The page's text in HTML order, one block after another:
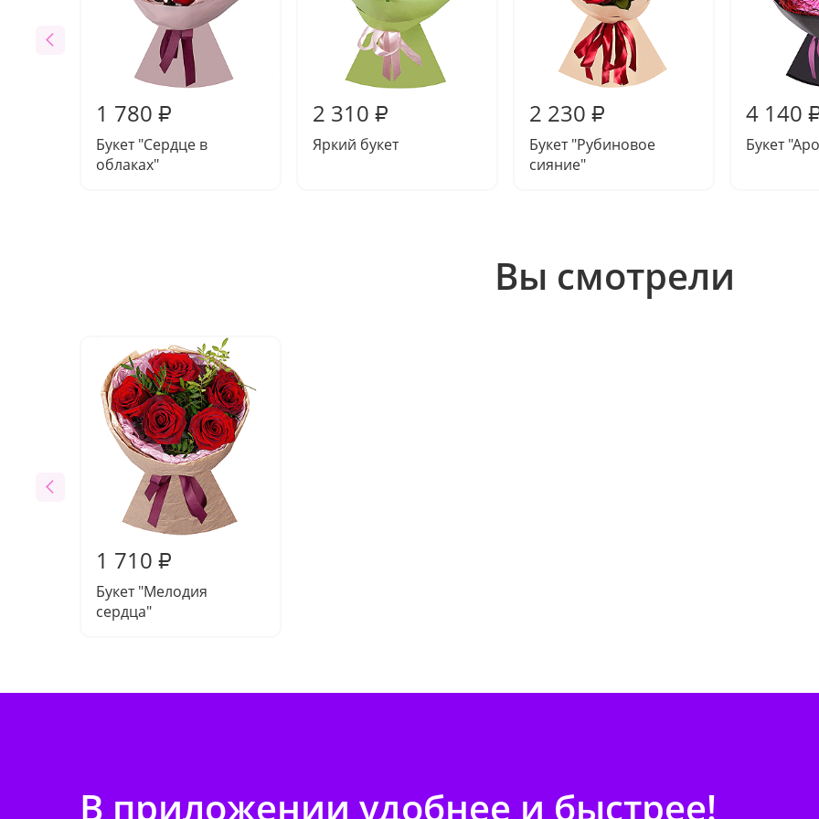
1 780 ₽
Букет "Сердце в
облаках"
2 310 ₽
Яркий букет
2 230 ₽
Букет "Рубиновое
сияние"
4 140
Букет
Вы смотрели
1 710 ₽
Букет "Мелодия
сердца"
В приложении удобнее и быстрее!